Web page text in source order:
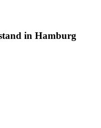
in Hamburg